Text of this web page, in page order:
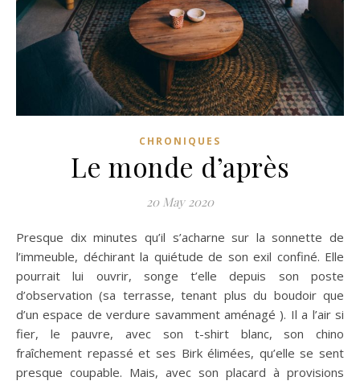
CHRONIQUES
Le monde d’après
20 May 2020
Presque dix minutes qu’il s’acharne sur la sonnette de
l’immeuble, déchirant la quiétude de son exil confiné. Elle
pourrait lui ouvrir, songe t’elle depuis son poste
d’observation (sa terrasse, tenant plus du boudoir que
d’un espace de verdure savamment aménagé ). Il a l’air si
fier, le pauvre, avec son t-shirt blanc, son chino
fraîchement repassé et ses Birk élimées, qu’elle se sent
presque coupable. Mais, avec son placard à provisions